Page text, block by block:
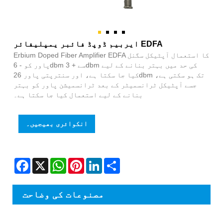
ایربیم ڈوپڈ فائبر یمپلیفائر EDFA
Erbium Doped Fiber Amplifier EDFA کا استعمال آپٹیکل سگنل
پاور کو - 6dbm سے + 3dbm کی حد میں بہتر بنانے کے لیے
کیا جا سکتا ہے، اور سنترپتی پاور 26dbm تک ہو سکتی ہے،
جسے آپٹیکل ٹرانسمیٹر کے بعد ٹرانسمیشن پاور کو بہتر
بنانے کے لیے استعمال کیا جا سکتا ہے۔
انکوائری بھیجیں۔
Facebook
X WhatsAppPinterestLinkedIn
مصنوعات کی وضاحت